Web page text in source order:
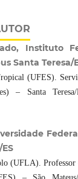
Instituto
Santa Teresa/
(UFES).
– Santa
(UFLA). Professor